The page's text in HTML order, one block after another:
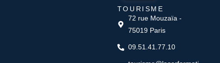
TOURISME
72 rue Mouzaïa -
75019 Paris
09.51.41.77.10